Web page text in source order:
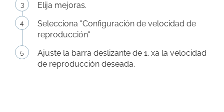
Elija mejoras.
Selecciona "Configuración de velocidad de
reproducción"
Ajuste la barra deslizante de 1. xa la velocidad
de reproducción deseada.